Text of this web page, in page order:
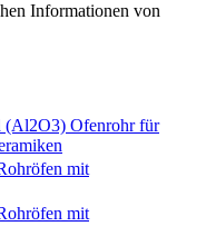
Informationen von
(Al2O3) Ofenrohr für
mit
mit